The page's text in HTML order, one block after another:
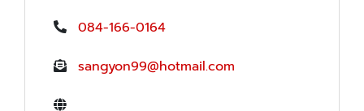
084-166-0164
sangyon99@hotmail.com